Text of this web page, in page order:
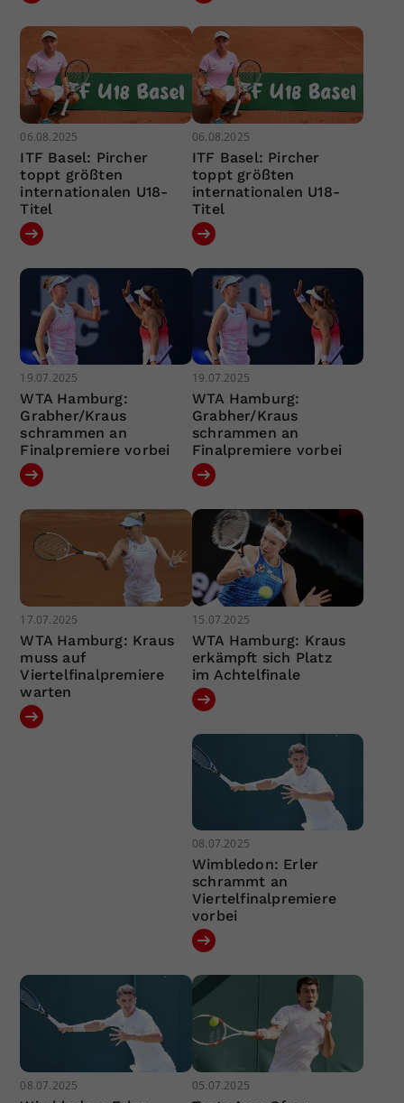
06.08.2025
ITF Basel: Pircher
toppt größten
internationalen U18-
Titel
06.08.2025
ITF Basel: Pircher
toppt größten
internationalen U18-
Titel
19.07.2025
WTA Hamburg:
Grabher/Kraus
schrammen an
Finalpremiere vorbei
19.07.2025
WTA Hamburg:
Grabher/Kraus
schrammen an
Finalpremiere vorbei
17.07.2025
WTA Hamburg: Kraus
muss auf
Viertelfinalpremiere
warten
15.07.2025
WTA Hamburg: Kraus
erkämpft sich Platz
im Achtelfinale
08.07.2025
Wimbledon: Erler
schrammt an
Viertelfinalpremiere
vorbei
08.07.2025 05.07.2025